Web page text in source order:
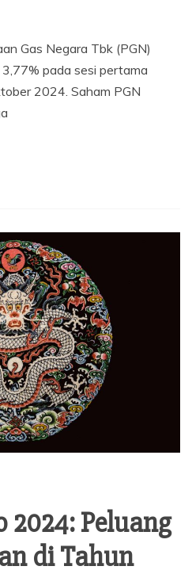
Gas Negara Tbk (PGN)
pada sesi pertama
2024. Saham PGN
2024: Peluang
di Tahun